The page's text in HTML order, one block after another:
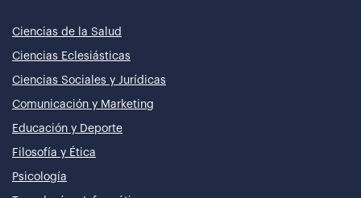
Ciencias de la Salud
Ciencias Eclesiásticas
Ciencias Sociales y Jurídicas
Comunicación y Marketing
Educación y Deporte
Filosofía y Ética
Psicología